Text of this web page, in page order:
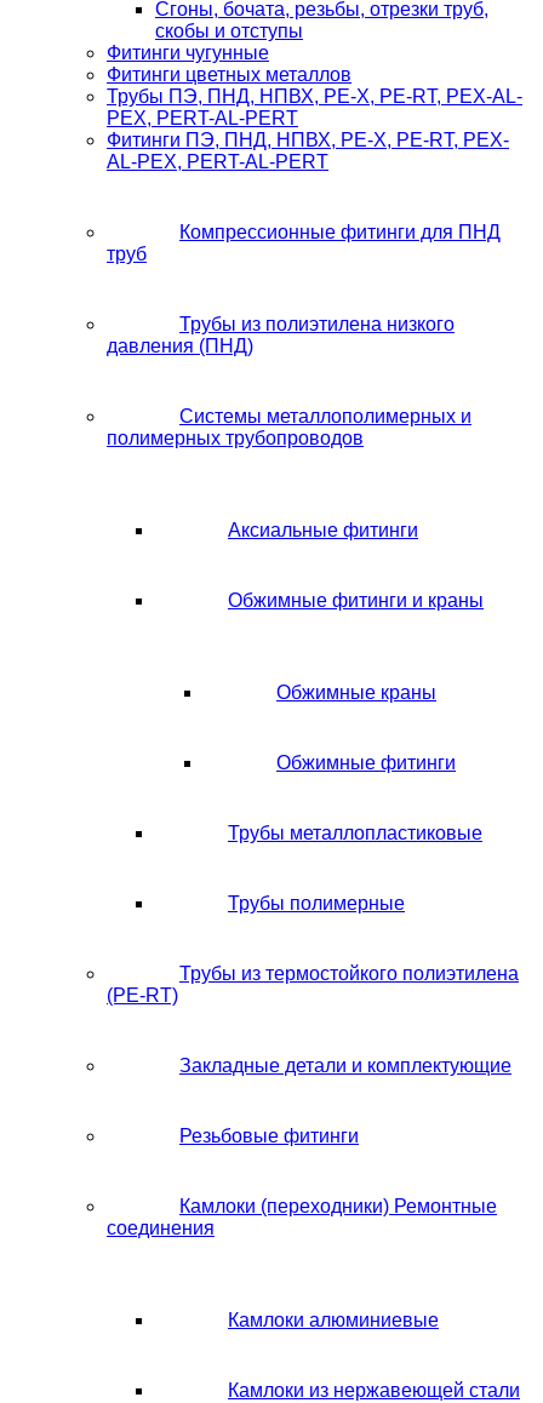
Сгоны, бочата, резьбы, отрезки труб,
скобы и отступы
Фитинги чугунные
Фитинги цветных металлов
Трубы ПЭ, ПНД, НПВХ, PE-X, PE-RT, PEX-AL-
PEX, PERT-AL-PERT
Фитинги ПЭ, ПНД, НПВХ, PE-X, PE-RT, PEX-
AL-PEX, PERT-AL-PERT
Компрессионные фитинги для ПНД
труб
Трубы из полиэтилена низкого
давления (ПНД)
Системы металлополимерных и
полимерных трубопроводов
Аксиальные фитинги
Обжимные фитинги и краны
Обжимные краны
Обжимные фитинги
Трубы металлопластиковые
Трубы полимерные
Трубы из термостойкого полиэтилена
(PE-RT)
Закладные детали и комплектующие
Резьбовые фитинги
Камлоки (переходники) Ремонтные
соединения
Камлоки алюминиевые
Камлоки из нержавеющей стали